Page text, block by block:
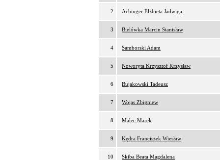
2 Achinger Elżbieta Jadwiga
3 Bielówka Marcin Stanisław
4 Samborski Adam
5 Noworyta Krzysztof Krzysław
6 Bujakowski Tadeusz
7 Wojas Zbigniew
8 Malec Marek
9 Kędra Franciszek Wiesław
10 Skiba Beata Magdalena